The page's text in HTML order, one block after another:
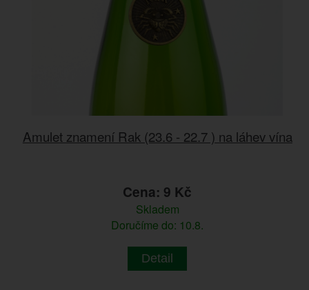
Amulet znamení Rak (23.6 - 22.7 ) na láhev vína
Cena: 9 Kč
Skladem
Doručíme do: 10.8.
Detail